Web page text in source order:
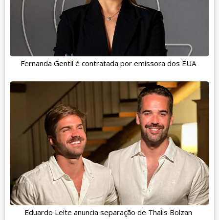
Fernanda Gentil é contratada por emissora dos EUA
Eduardo Leite anuncia separação de Thalis Bolzan